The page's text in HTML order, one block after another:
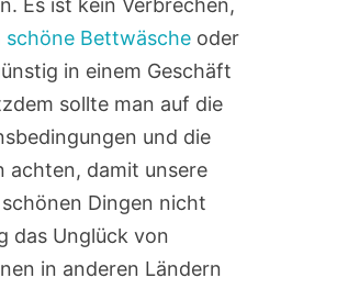
Es ist kein Verbrechen,
schöne Bettwäscheoder
in einem Geschäft
sollte man auf die
und die
achten, damit unsere
Dingen nicht
das Unglück von
in anderen Ländern